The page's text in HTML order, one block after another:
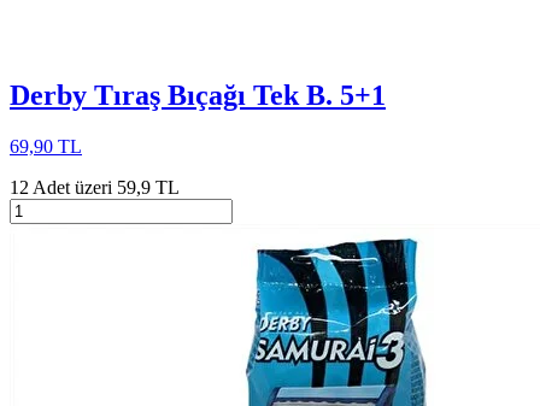
Derby Tıraş Bıçağı Tek B. 5+1
69,90 TL
12 Adet üzeri 59,9 TL